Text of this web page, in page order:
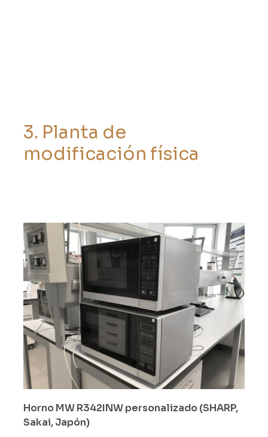
3. Planta de
modificación física
Horno MW R342INW personalizado (SHARP,
Sakai, Japón)